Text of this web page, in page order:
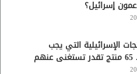
إسرائيل؟
الإسرائيلية التي يجب